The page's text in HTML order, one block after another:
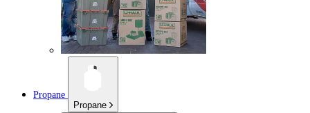
Propane
Propane